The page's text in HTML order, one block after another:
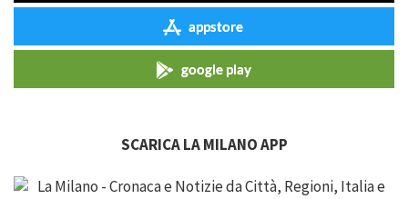
appstore
google play
SCARICA LA MILANO APP